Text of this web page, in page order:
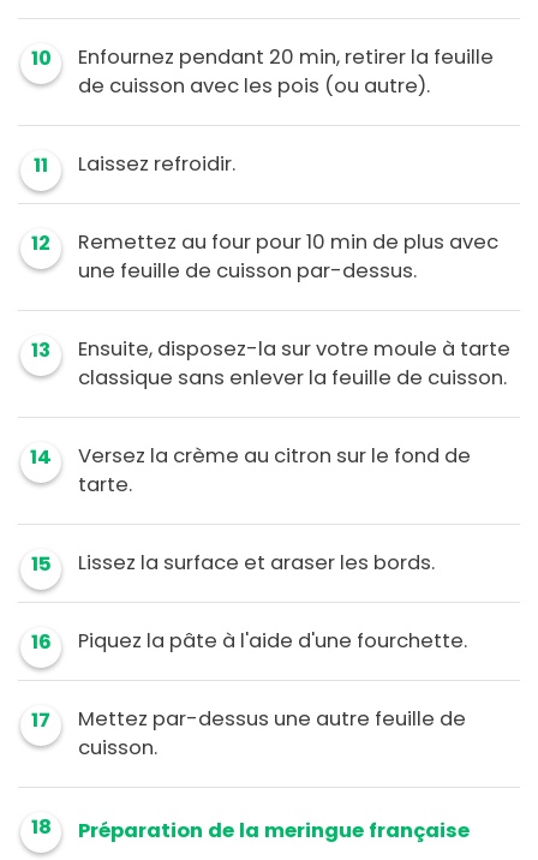
10
Enfournez pendant 20 min, retirer la feuille
de cuisson avec les pois (ou autre).
11 Laissez refroidir.
12
Remettez au four pour 10 min de plus avec
une feuille de cuisson par-dessus.
13
Ensuite, disposez-la sur votre moule à tarte
classique sans enlever la feuille de cuisson.
14
Versez la crème au citron sur le fond de
tarte.
15 Lissez la surface et araser les bords.
16 Piquez la pâte à l'aide d'une fourchette.
17
Mettez par-dessus une autre feuille de
cuisson.
18
Préparation de la meringue française